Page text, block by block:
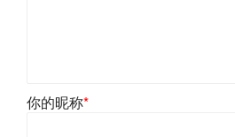
你的昵称*